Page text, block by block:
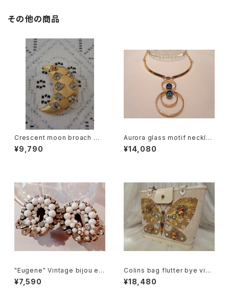
その他の商品
Crescent moon broach 三
日月型ブローチ
¥9,790
Aurora glass motif necklac
e Ⅲ オーロラ ガラス モチーフ
ネックレス Ⅲ
¥14,080
"Eugene" Vintage bijou ear
rings ユージーン ビジュー イ
ヤリング
¥7,590
Colins bag flutter bye vint
¥18,480